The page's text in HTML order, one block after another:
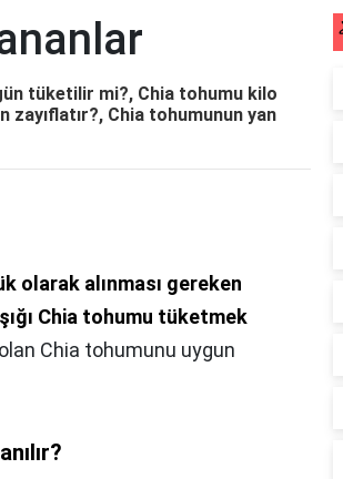
tüketilir mi?, Chia tohumu kilo
zayıflatır?, Chia tohumunun yan
olarak alınması gereken
Chia tohumu tüketmek
Chia tohumunu uygun